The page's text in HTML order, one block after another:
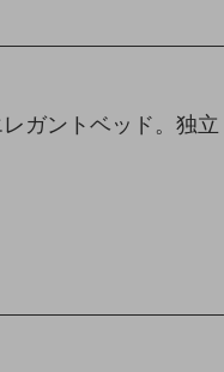
ガントベッド。独立